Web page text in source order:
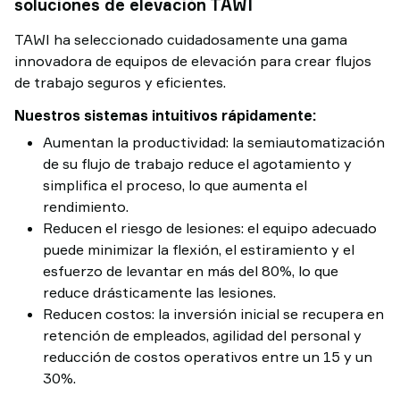
soluciones de elevación TAWI
TAWI ha seleccionado cuidadosamente una gama
innovadora de equipos de elevación para crear flujos
de trabajo seguros y eficientes.
Nuestros sistemas intuitivos rápidamente:
Aumentan la productividad: la semiautomatización
de su flujo de trabajo reduce el agotamiento y
simplifica el proceso, lo que aumenta el
rendimiento.
Reducen el riesgo de lesiones: el equipo adecuado
puede minimizar la flexión, el estiramiento y el
esfuerzo de levantar en más del 80%, lo que
reduce drásticamente las lesiones.
Reducen costos: la inversión inicial se recupera en
retención de empleados, agilidad del personal y
reducción de costos operativos entre un 15 y un
30%.